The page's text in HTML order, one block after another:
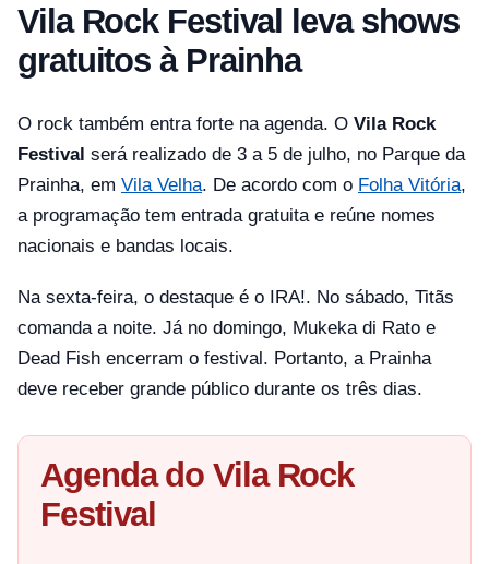
Vila Rock Festival leva shows
gratuitos à Prainha
O rock também entra forte na agenda. O Vila Rock
Festival será realizado de 3 a 5 de julho, no Parque da
Prainha, em Vila Velha. De acordo com o Folha Vitória,
a programação tem entrada gratuita e reúne nomes
nacionais e bandas locais.
Na sexta-feira, o destaque é o IRA!. No sábado, Titãs
comanda a noite. Já no domingo, Mukeka di Rato e
Dead Fish encerram o festival. Portanto, a Prainha
deve receber grande público durante os três dias.
Agenda do Vila Rock
Festival